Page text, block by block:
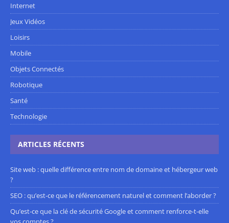
Internet
Jeux Vidéos
Loisirs
Mobile
Objets Connectés
Robotique
Santé
Technologie
ARTICLES RÉCENTS
Site web : quelle différence entre nom de domaine et hébergeur web
?
SEO : qu’est-ce que le référencement naturel et comment l’aborder ?
Qu’est-ce que la clé de sécurité Google et comment renforce-t-elle